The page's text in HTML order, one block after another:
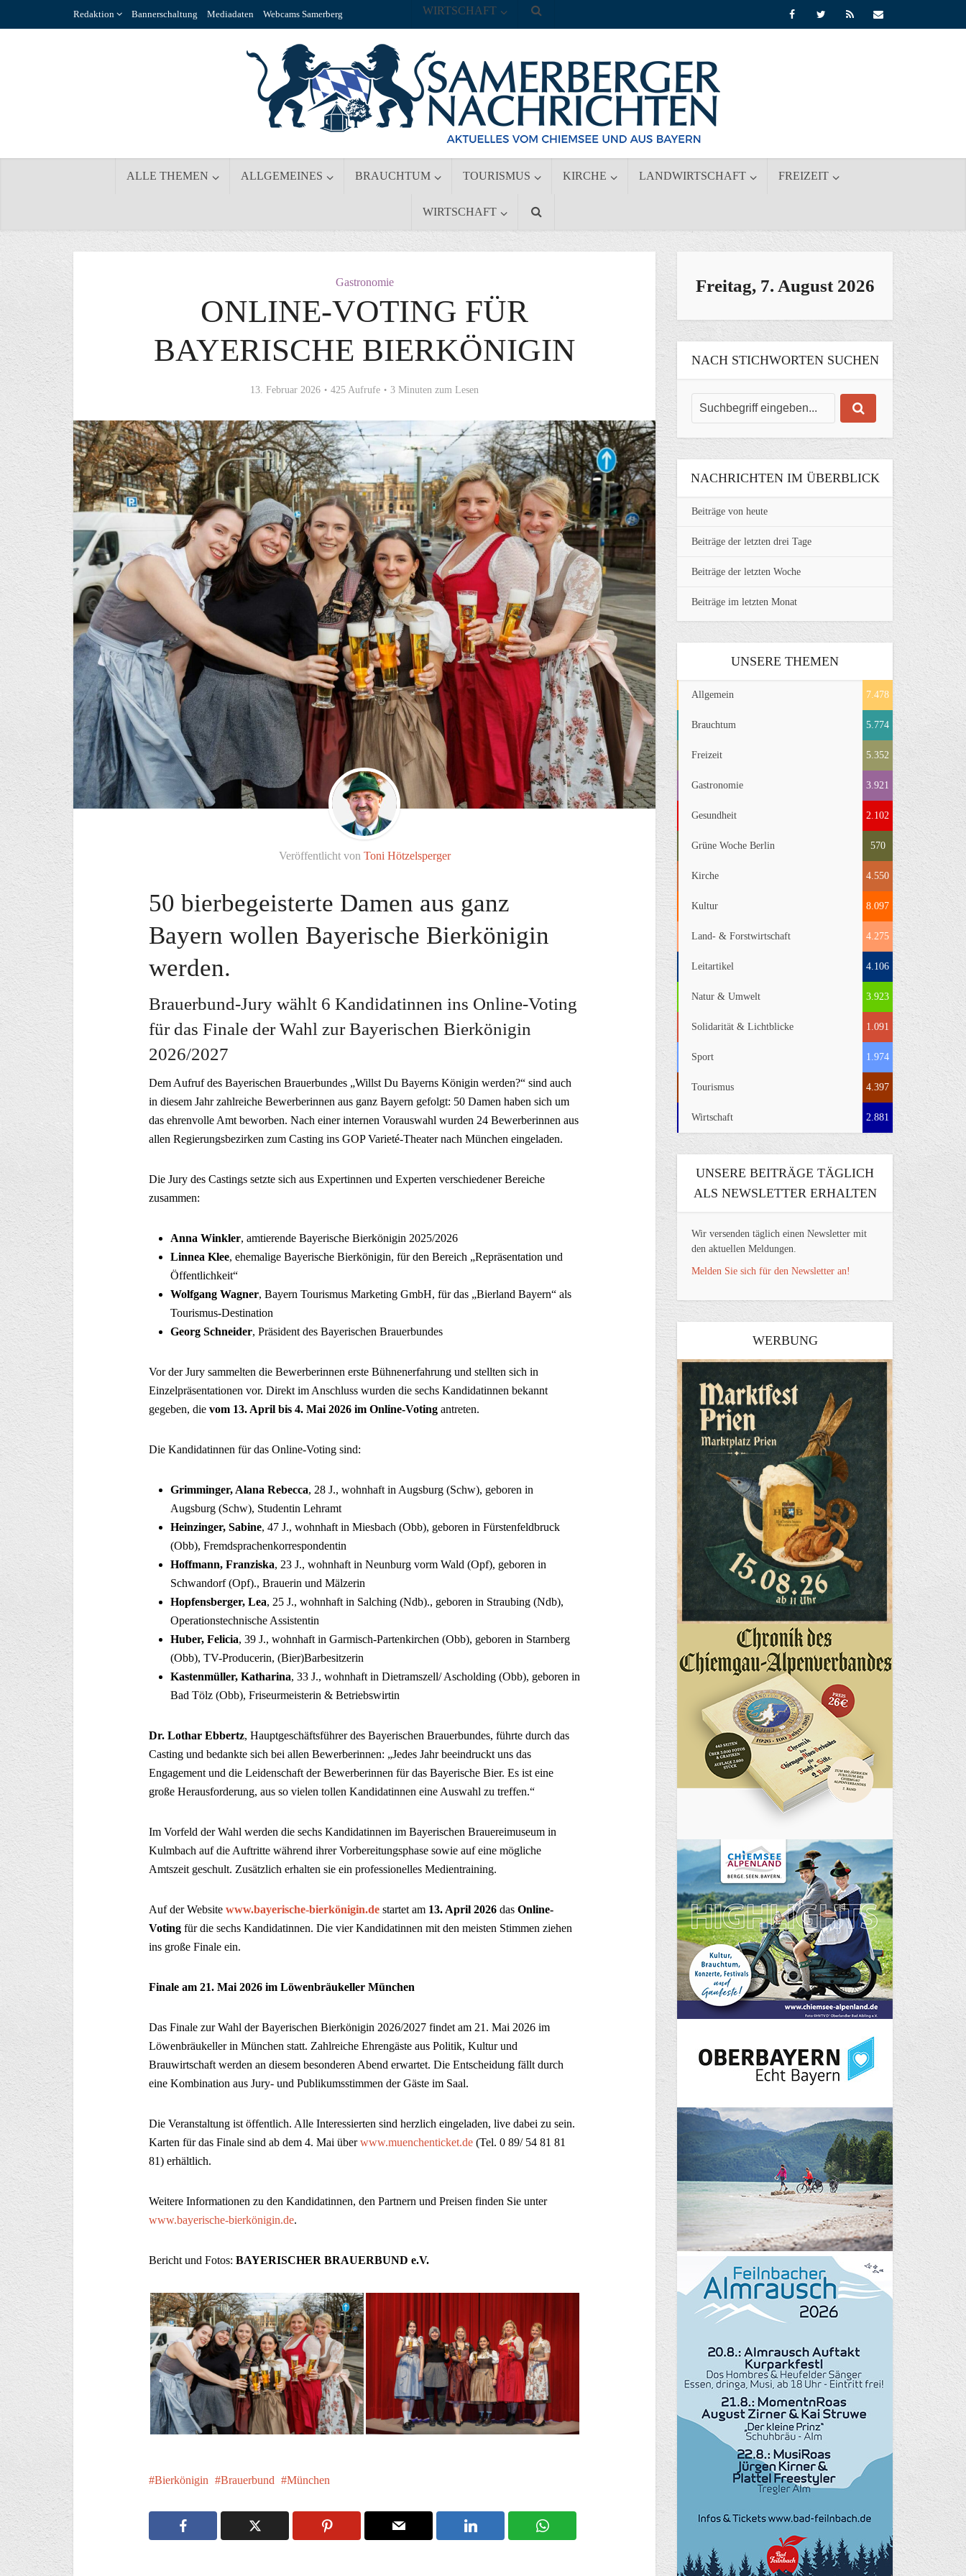
Redaktion Bannerschaltung Mediadaten Webcams Samerberg
ALLE THEMEN ALLGEMEINES BRAUCHTUM TOURISMUS KIRCHE LANDWIRTSCHAFT FREIZEIT
WIRTSCHAFT
WIRTSCHAFT
Gastronomie
ONLINE-VOTING FÜR
BAYERISCHE BIERKÖNIGIN
13. Februar 2026 425 Aufrufe 3 Minuten zum Lesen
Veröffentlicht von Toni Hötzelsperger
50 bierbegeisterte Damen aus ganz
Bayern wollen Bayerische Bierkönigin
werden.
Brauerbund-Jury wählt 6 Kandidatinnen ins Online-Voting
für das Finale der Wahl zur Bayerischen Bierkönigin
2026/2027
Dem Aufruf des Bayerischen Brauerbundes „Willst Du Bayerns Königin werden?“ sind auch
in diesem Jahr zahlreiche Bewerberinnen aus ganz Bayern gefolgt: 50 Damen haben sich um
das ehrenvolle Amt beworben. Nach einer internen Vorauswahl wurden 24 Bewerberinnen aus
allen Regierungsbezirken zum Casting ins GOP Varieté-Theater nach München eingeladen.
Die Jury des Castings setzte sich aus Expertinnen und Experten verschiedener Bereiche
zusammen:
Anna Winkler, amtierende Bayerische Bierkönigin 2025/2026
Linnea Klee, ehemalige Bayerische Bierkönigin, für den Bereich „Repräsentation und
Öffentlichkeit“
Wolfgang Wagner, Bayern Tourismus Marketing GmbH, für das „Bierland Bayern“ als
Tourismus-Destination
Georg Schneider, Präsident des Bayerischen Brauerbundes
Vor der Jury sammelten die Bewerberinnen erste Bühnenerfahrung und stellten sich in
Einzelpräsentationen vor. Direkt im Anschluss wurden die sechs Kandidatinnen bekannt
gegeben, die vom 13. April bis 4. Mai 2026 im Online-Voting antreten.
Die Kandidatinnen für das Online-Voting sind:
Grimminger, Alana Rebecca, 28 J., wohnhaft in Augsburg (Schw), geboren in
Augsburg (Schw), Studentin Lehramt
Heinzinger, Sabine, 47 J., wohnhaft in Miesbach (Obb), geboren in Fürstenfeldbruck
(Obb), Fremdsprachenkorrespondentin
Hoffmann, Franziska, 23 J., wohnhaft in Neunburg vorm Wald (Opf), geboren in
Schwandorf (Opf)., Brauerin und Mälzerin
Hopfensberger, Lea, 25 J., wohnhaft in Salching (Ndb)., geboren in Straubing (Ndb),
Operationstechnische Assistentin
Huber, Felicia, 39 J., wohnhaft in Garmisch-Partenkirchen (Obb), geboren in Starnberg
(Obb), TV-Producerin, (Bier)Barbesitzerin
Kastenmüller, Katharina, 33 J., wohnhaft in Dietramszell/ Ascholding (Obb), geboren in
Bad Tölz (Obb), Friseurmeisterin & Betriebswirtin
Dr. Lothar Ebbertz, Hauptgeschäftsführer des Bayerischen Brauerbundes, führte durch das
Casting und bedankte sich bei allen Bewerberinnen: „Jedes Jahr beeindruckt uns das
Engagement und die Leidenschaft der Bewerberinnen für das Bayerische Bier. Es ist eine
große Herausforderung, aus so vielen tollen Kandidatinnen eine Auswahl zu treffen.“
Im Vorfeld der Wahl werden die sechs Kandidatinnen im Bayerischen Brauereimuseum in
Kulmbach auf die Auftritte während ihrer Vorbereitungsphase sowie auf eine mögliche
Amtszeit geschult. Zusätzlich erhalten sie ein professionelles Medientraining.
Auf der Website www.bayerische-bierkönigin.de startet am 13. April 2026 das Online-
Voting für die sechs Kandidatinnen. Die vier Kandidatinnen mit den meisten Stimmen ziehen
ins große Finale ein.
Finale am 21. Mai 2026 im Löwenbräukeller München
Das Finale zur Wahl der Bayerischen Bierkönigin 2026/2027 findet am 21. Mai 2026 im
Löwenbräukeller in München statt. Zahlreiche Ehrengäste aus Politik, Kultur und
Brauwirtschaft werden an diesem besonderen Abend erwartet. Die Entscheidung fällt durch
eine Kombination aus Jury- und Publikumsstimmen der Gäste im Saal.
Die Veranstaltung ist öffentlich. Alle Interessierten sind herzlich eingeladen, live dabei zu sein.
Karten für das Finale sind ab dem 4. Mai überwww.muenchenticket.de (Tel. 0 89/ 54 81 81
81) erhältlich.
Weitere Informationen zu den Kandidatinnen, den Partnern und Preisen finden Sie unter
www.bayerische-bierkönigin.de.
Bericht und Fotos: BAYERISCHER BRAUERBUND e.V.
Bierkönigin Brauerbund München
Freitag, 7. August 2026
NACH STICHWORTEN SUCHEN
NACHRICHTEN IM ÜBERBLICK
Beiträge von heute
Beiträge der letzten drei Tage
Beiträge der letzten Woche
Beiträge im letzten Monat
UNSERE THEMEN
Allgemein 7.478
Brauchtum 5.774
Freizeit 5.352
Gastronomie 3.921
Gesundheit 2.102
Grüne Woche Berlin 570
Kirche 4.550
Kultur 8.097
Land- & Forstwirtschaft 4.275
Leitartikel 4.106
Natur & Umwelt 3.923
Solidarität & Lichtblicke 1.091
Sport 1.974
Tourismus 4.397
Wirtschaft 2.881
UNSERE BEITRÄGE TÄGLICH
ALS NEWSLETTER ERHALTEN
Wir versenden täglich einen Newsletter mit
den aktuellen Meldungen.
Melden Sie sich für den Newsletter an!
WERBUNG